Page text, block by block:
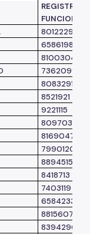
REGISTRO
FUNCIONAL
8012229
6586198
8100304
7362099
8083291
8521921
9221115
8097038
8169047
7990120
8894515
8418713
7403119
6584233
8815607
8394296